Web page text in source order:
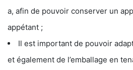
a, afin de pouvoir conserver un
appétant ;
Il est important de pouvoir
et également de l’emballage en